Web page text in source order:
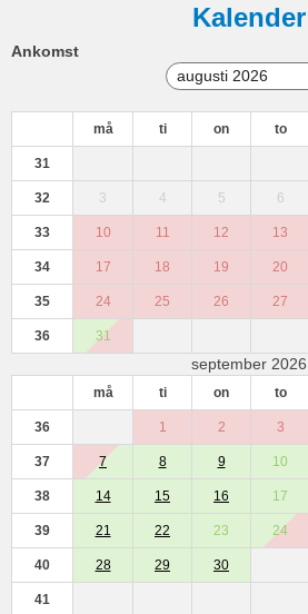
Kalender
Ankomst
må ti on to
31
32 3 4 5 6
33 10 11 12 13
34 17 18 19 20
35 24 25 26 27
36 31
september 2026
må ti on to
36 1 2 3
37 7 8 9 10
38 14 15 16 17
39 21 22 23 24
40 28 29 30
41